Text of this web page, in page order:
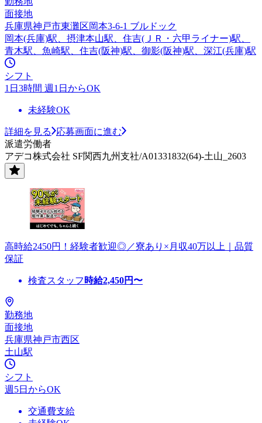
面接地
兵庫県神戸市東灘区岡本3-6-1 ブルドック
岡本(兵庫)駅、摂津本山駅、住吉(ＪＲ・六甲ライナー)駅、
青木駅、魚崎駅、住吉(阪神)駅、御影(阪神)駅、深江(兵庫)駅
シフト
1日3時間 週1日からOK
未経験OK
詳細を見る
応募画面に進む
派遣労働者
アデコ株式会社 SF関西九州支社/A01331832(64)-土山_2603
高時給2450円！経験者歓迎◎／寮あり×月収40万以上｜品質
保証
検査スタッフ 時給2,450円〜
勤務地
面接地
兵庫県神戸市西区
土山駅
シフト
週5日からOK
交通費支給